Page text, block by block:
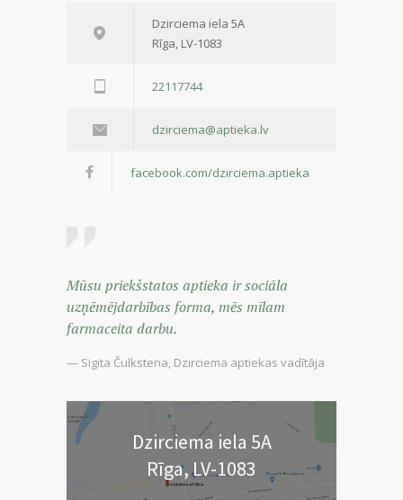
Dzirciema iela 5A
Rīga, LV-1083
22117744
dzirciema@aptieka.lv
facebook.com/dzirciema.aptieka
Mūsu priekšstatos aptieka ir sociāla
uzņēmējdarbības forma, mēs mīlam
farmaceita darbu.
— Sigita Čulkstena, Dzirciema aptiekas vadītāja
Dzirciema iela 5A
Rīga, LV-1083